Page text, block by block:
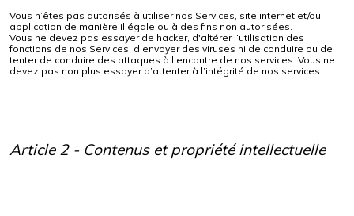
Vous n’êtes pas autorisés à utiliser nos Services, site internet et/ou
application de manière illégale ou à des fins non autorisées.
Vous ne devez pas essayer de hacker, d'altérer l’utilisation des
fonctions de nos Services, d’envoyer des viruses ni de conduire ou de
tenter de conduire des attaques à l’encontre de nos services. Vous ne
devez pas non plus essayer d’attenter à l’intégrité de nos services.
Article 2 - Contenus et propriété intellectuelle